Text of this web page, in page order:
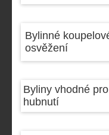
Bylinné
osvěžení
Byliny vhodné pro
hubnutí